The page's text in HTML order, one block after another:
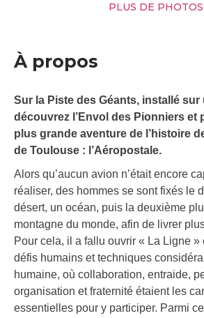
PLUS DE PHOTOS
À propos
Sur la Piste des Géants, installé
découvrez l’Envol des Pionniers et
plus grande aventure de l’histoire
de Toulouse : l’Aéropostale.
Alors qu’aucun avion n’était encore
réaliser, des hommes se sont fixés le
désert, un océan, puis la deuxième
montagne du monde, afin de livrer
Pour cela, il a fallu ouvrir « La Ligne »
défis humains et techniques
humaine, où collaboration, entraide,
organisation et fraternité étaient les
essentielles pour y participer. Parmi